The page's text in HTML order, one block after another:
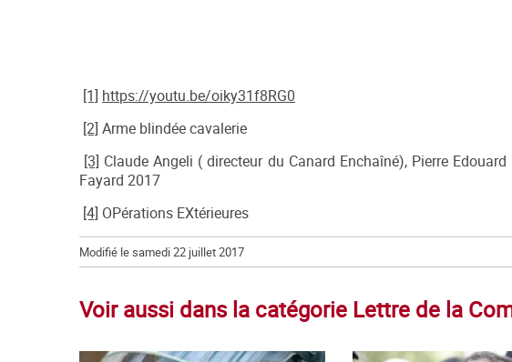
[1] https://youtu.be/oiky31f8RG0
[2] Arme blindée cavalerie
[3] Claude Angeli ( directeur du Canard Enchaîné), Pierre
Fayard 2017
[4] OPérations EXtérieures
Modifié le samedi 22 juillet 2017
Voir aussi dans la catégorie Lettre de la